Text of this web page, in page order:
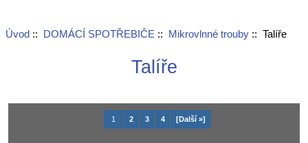
Úvod:: DOMÁCÍ SPOTŘEBIČE :: Mikrovlnné trouby:: Talíře
Talíře
1 2 3 4 [Další »]